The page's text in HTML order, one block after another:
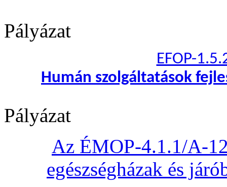
Pályázat
EFOP-
Humán szolgáltatások
Pályázat
Az ÉMOP-4.1.1/A-
egészségházak és